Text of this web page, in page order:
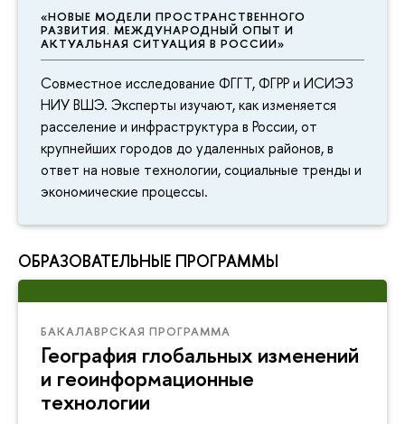
«НОВЫЕ МОДЕЛИ ПРОСТРАНСТВЕННОГО
РАЗВИТИЯ. МЕЖДУНАРОДНЫЙ ОПЫТ И
АКТУАЛЬНАЯ СИТУАЦИЯ В РОССИИ»
Совместное исследование ФГГТ, ФГРР и ИСИЭЗ
НИУ ВШЭ. Эксперты изучают, как изменяется
расселение и инфраструктура в России, от
крупнейших городов до удаленных районов, в
ответ на новые технологии, социальные тренды и
экономические процессы.
ОБРАЗОВАТЕЛЬНЫЕ ПРОГРАММЫ
БАКАЛАВРСКАЯ ПРОГРАММА
География глобальных изменений
и геоинформационные
технологии